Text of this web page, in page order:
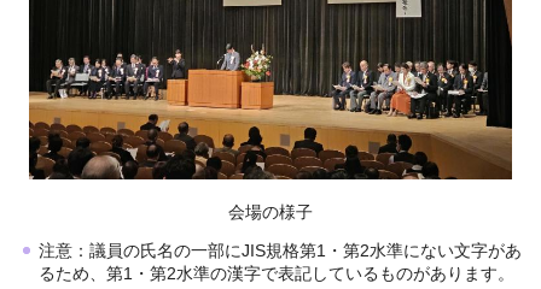
会場の様子
注意：議員の氏名の一部にJIS規格第1・第2水準にない文字があ
るため、第1・第2水準の漢字で表記しているものがあります。